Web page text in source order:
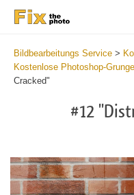
Bildbearbeitungs Service >
Kostenlose Photoshop-
Cracked"
#12